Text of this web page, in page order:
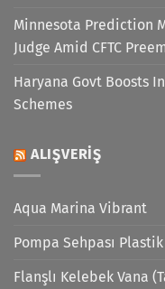
Minnesota Prediction
Judge Amid CFTC
Haryana Govt Boosts
Schemes
ALIŞVERIŞ
Aqua Marina Vibrant
Pompa Sehpası Plastik
Flanşlı Kelebek Vana